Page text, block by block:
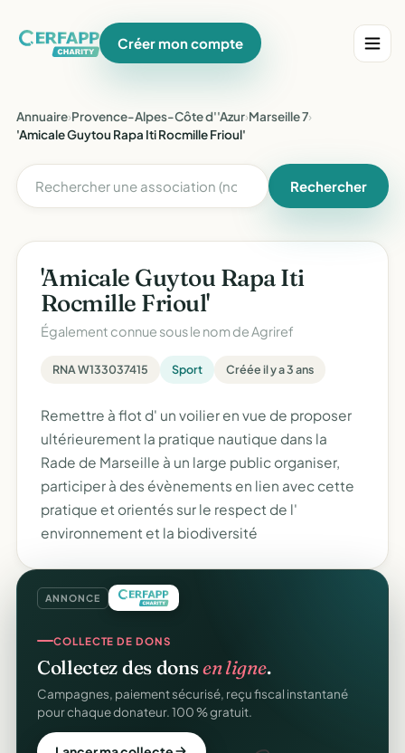
Créer mon compte
Annuaire›Provence-Alpes-Côte d''Azur›Marseille 7›
'Amicale Guytou Rapa Iti Rocmille Frioul'
Rechercher
'Amicale Guytou Rapa Iti
Rocmille Frioul'
Également connue sous le nom deAgriref
RNA W133037415 Sport Créée il y a 3 ans
Remettre à flot d' un voilier en vue de proposer
ultérieurement la pratique nautique dans la
Rade de Marseille à un large public organiser,
participer à des évènements en lien avec cette
pratique et orientés sur le respect de l'
environnement et la biodiversité
ANNONCE
COLLECTE DE DONS
Collectez des donsen ligne.
Campagnes, paiement sécurisé, reçu fiscal instantané
pour chaque donateur. 100 % gratuit.